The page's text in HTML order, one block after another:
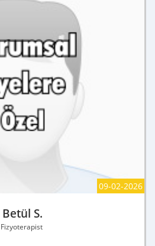
09-02-2026
Betül S.
Fizyoterapist